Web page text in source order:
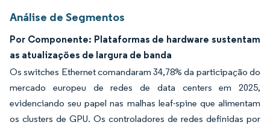
Análise de Segmentos
Por Componente: Plataformas de hardware sustentam
as atualizações de largura de banda
Os switches Ethernet comandaram 34,78% da participação do
mercado europeu de redes de data centers em 2025,
evidenciando seu papel nas malhas leaf-spine que alimentam
os clusters de GPU. Os controladores de redes definidas por